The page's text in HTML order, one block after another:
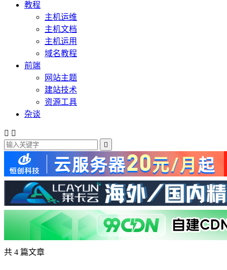
教程
主机运维
主机文档
主机运用
域名教程
前端
网站主题
建站技术
资源工具
杂谈
 

共 4 篇文章